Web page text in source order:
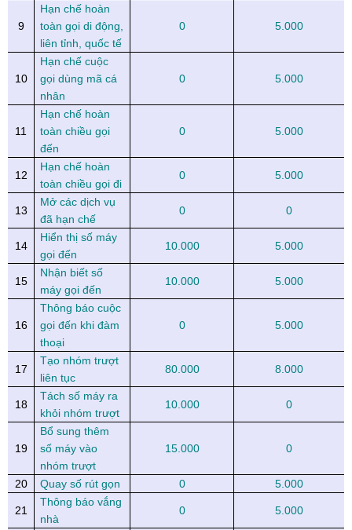
9
Hạn chế hoàn
toàn gọi di động,
liên tỉnh, quốc tế
0 5.000
10
Hạn chế cuộc
gọi dùng mã cá
nhân
0 5.000
11
Hạn chế hoàn
toàn chiều gọi
đến
0 5.000
12
Hạn chế hoàn
toàn chiều gọi đi
0 5.000
13
Mở các dịch vụ
đã hạn chế
0 0
14
Hiển thị số máy
gọi đến
10.000 5.000
15
Nhận biết số
máy gọi đến
10.000 5.000
16
Thông báo cuộc
gọi đến khi đàm
thoại
0 5.000
17
Tạo nhóm trượt
liên tục
80.000 8.000
18
Tách số máy ra
khỏi nhóm trượt
10.000 0
19
Bổ sung thêm
số máy vào
nhóm trượt
15.000 0
20 Quay số rút gọn 0 5.000
21
Thông báo vắng
nhà
0 5.000